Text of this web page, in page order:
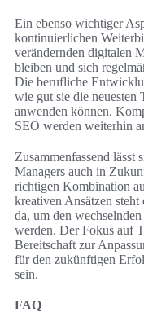
Ein ebenso wichtiger
kontinuierlichen
verändernden digitalen
bleiben und sich
Die berufliche
wie gut sie die neuesten
anwenden können.
SEO werden weiterhin
Zusammenfassend lässt
Managers auch in
richtigen Kombination
kreativen Ansätzen
da, um den
werden. Der Fokus auf
Bereitschaft zur
für den zukünftigen
sein.
FAQ